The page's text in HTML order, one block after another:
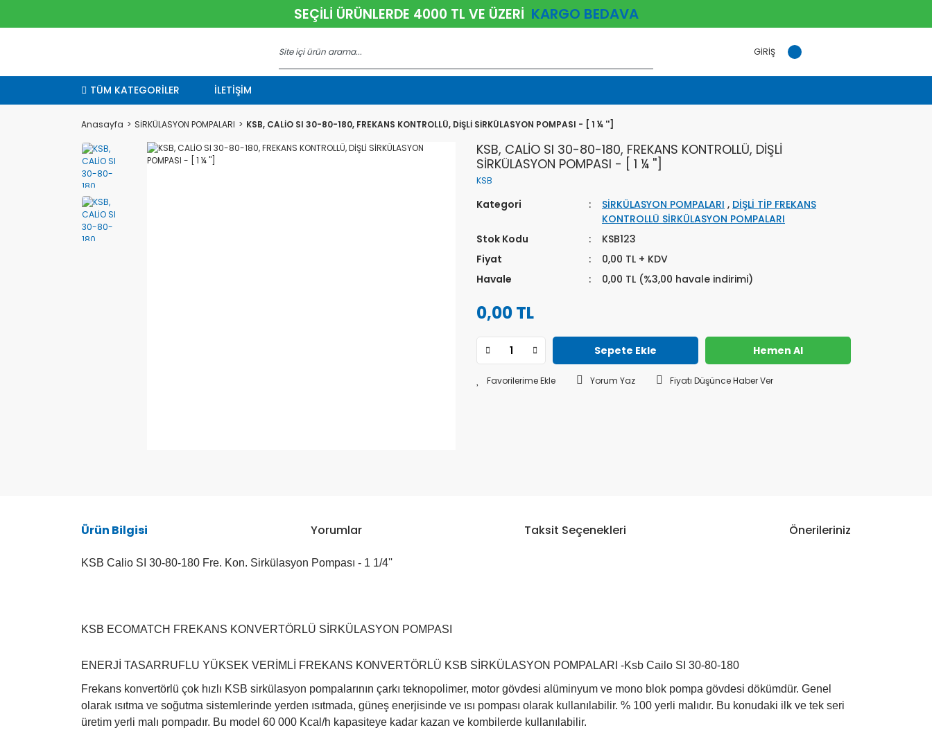
SEÇİLİ ÜRÜNLERDE 4000 TL VE ÜZERİ KARGO BEDAVA
GİRİŞ
TÜM KATEGORİLER İLETİŞİM
Anasayfa SİRKÜLASYON POMPALARI KSB, CALİO SI 30-80-180, FREKANS KONTROLLÜ, DİŞLİ SİRKÜLASYON POMPASI - [ 1 ¼ '']
KSB, CALİO SI 30-80-180, FREKANS KONTROLLÜ, DİŞLİ
SİRKÜLASYON POMPASI - [ 1 ¼ '']
KSB
Kategori SİRKÜLASYON POMPALARI , DİŞLİ TİP FREKANS
KONTROLLÜ SİRKÜLASYON POMPALARI
Stok Kodu
KSB123
Fiyat
0,00 TL + KDV
Havale
0,00 TL (%3,00 havale indirimi)
0,00 TL
Sepete Ekle Hemen Al
Yorum Yaz Fiyatı Düşünce Haber Ver
Ürün Bilgisi Yorumlar Taksit Seçenekleri Önerileriniz
KSB Calio SI 30-80-180 Fre. Kon. Sirkülasyon Pompası - 1 1/4''
KSB ECOMATCH FREKANS KONVERTÖRLÜ SİRKÜLASYON POMPASI
ENERJİ TASARRUFLU YÜKSEK VERİMLİ FREKANS KONVERTÖRLÜ KSB SİRKÜLASYON POMPALARI -Ksb Cailo SI 30-80-180
Frekans konvertörlü çok hızlı KSB sirkülasyon pompalarının çarkı teknopolimer, motor gövdesi alüminyum ve mono blok pompa gövdesi dökümdür. Genel
olarak ısıtma ve soğutma sistemlerinde yerden ısıtmada, güneş enerjisinde ve ısı pompası olarak kullanılabilir. % 100 yerli malıdır. Bu konudaki ilk ve tek seri
üretim yerli malı pompadır. Bu model 60 000 Kcal/h kapasiteye kadar kazan ve kombilerde kullanılabilir.